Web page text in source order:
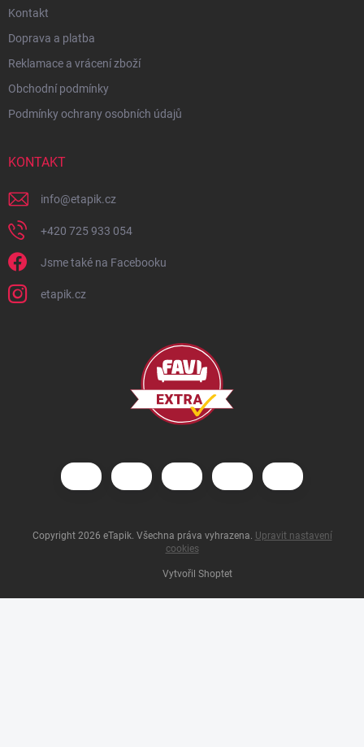
Kontakt
Doprava a platba
Reklamace a vrácení zboží
Obchodní podmínky
Podmínky ochrany osobních údajů
KONTAKT
info@etapik.cz
+420 725 933 054
Jsme také na Facebooku
etapik.cz
Vytvořil Shoptet
Copyright 2026 eTapik. Všechna práva vyhrazena. Upravit nastavení
cookies